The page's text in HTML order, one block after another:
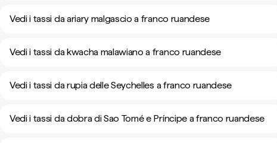
Vedi i tassi da ariary malgascio a franco ruandese
Vedi i tassi da kwacha malawiano a franco ruandese
Vedi i tassi da rupia delle Seychelles a franco ruandese
Vedi i tassi da dobra di Sao Tomé e Príncipe a franco ruandese